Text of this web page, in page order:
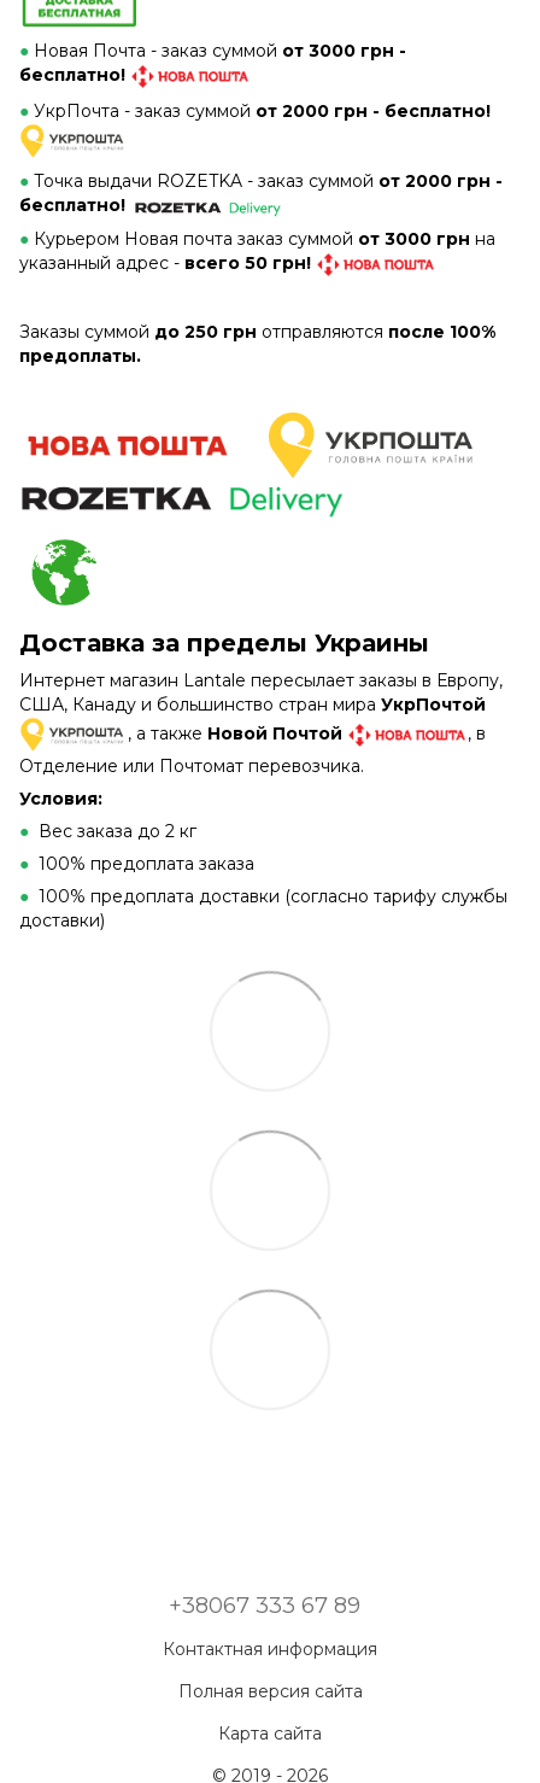
● Новая Почта - заказ суммой от 3000 грн -
бесплатно!
● УкрПочта - заказ суммой от 2000 грн - бесплатно!
● Точка выдачи ROZETKA - заказ суммой от 2000 грн -
бесплатно!
● Курьером Новая почта заказ суммой от 3000 грн на
указанный адрес - всего 50 грн!
Заказы суммой до 250 грн отправляются после 100%
предоплаты.
Доставка за пределы Украины
Интернет магазин Lantale пересылает заказы в Европу,
США, Канаду и большинство стран мира УкрПочтой
, а также Новой Почтой
, в
Отделение или Почтомат перевозчика.
Условия:
● Вес заказа до 2 кг
● 100% предоплата заказа
● 100% предоплата доставки (согласно тарифу службы
доставки)
+38067 333 67 89
Контактная информация
Полная версия сайта
Карта сайта
© 2019 - 2026